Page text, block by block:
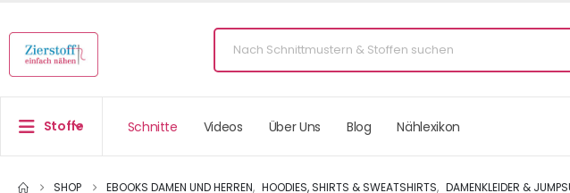
Stoffe Schnitte Videos Über Uns Blog Nählexikon
SHOP EBOOKS DAMEN UND HERREN, HOODIES, SHIRTS & SWEATSHIRTS, DAMENKLEIDER &